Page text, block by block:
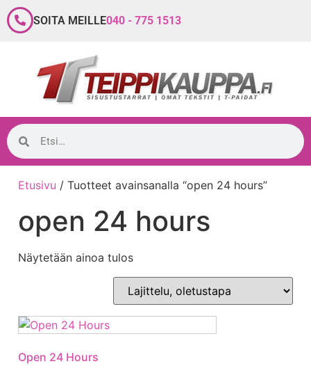
SOITA MEILLE040 - 775 1513
Etusivu / Tuotteet avainsanalla “open 24 hours”
open 24 hours
Näytetään ainoa tulos
Open 24 Hours